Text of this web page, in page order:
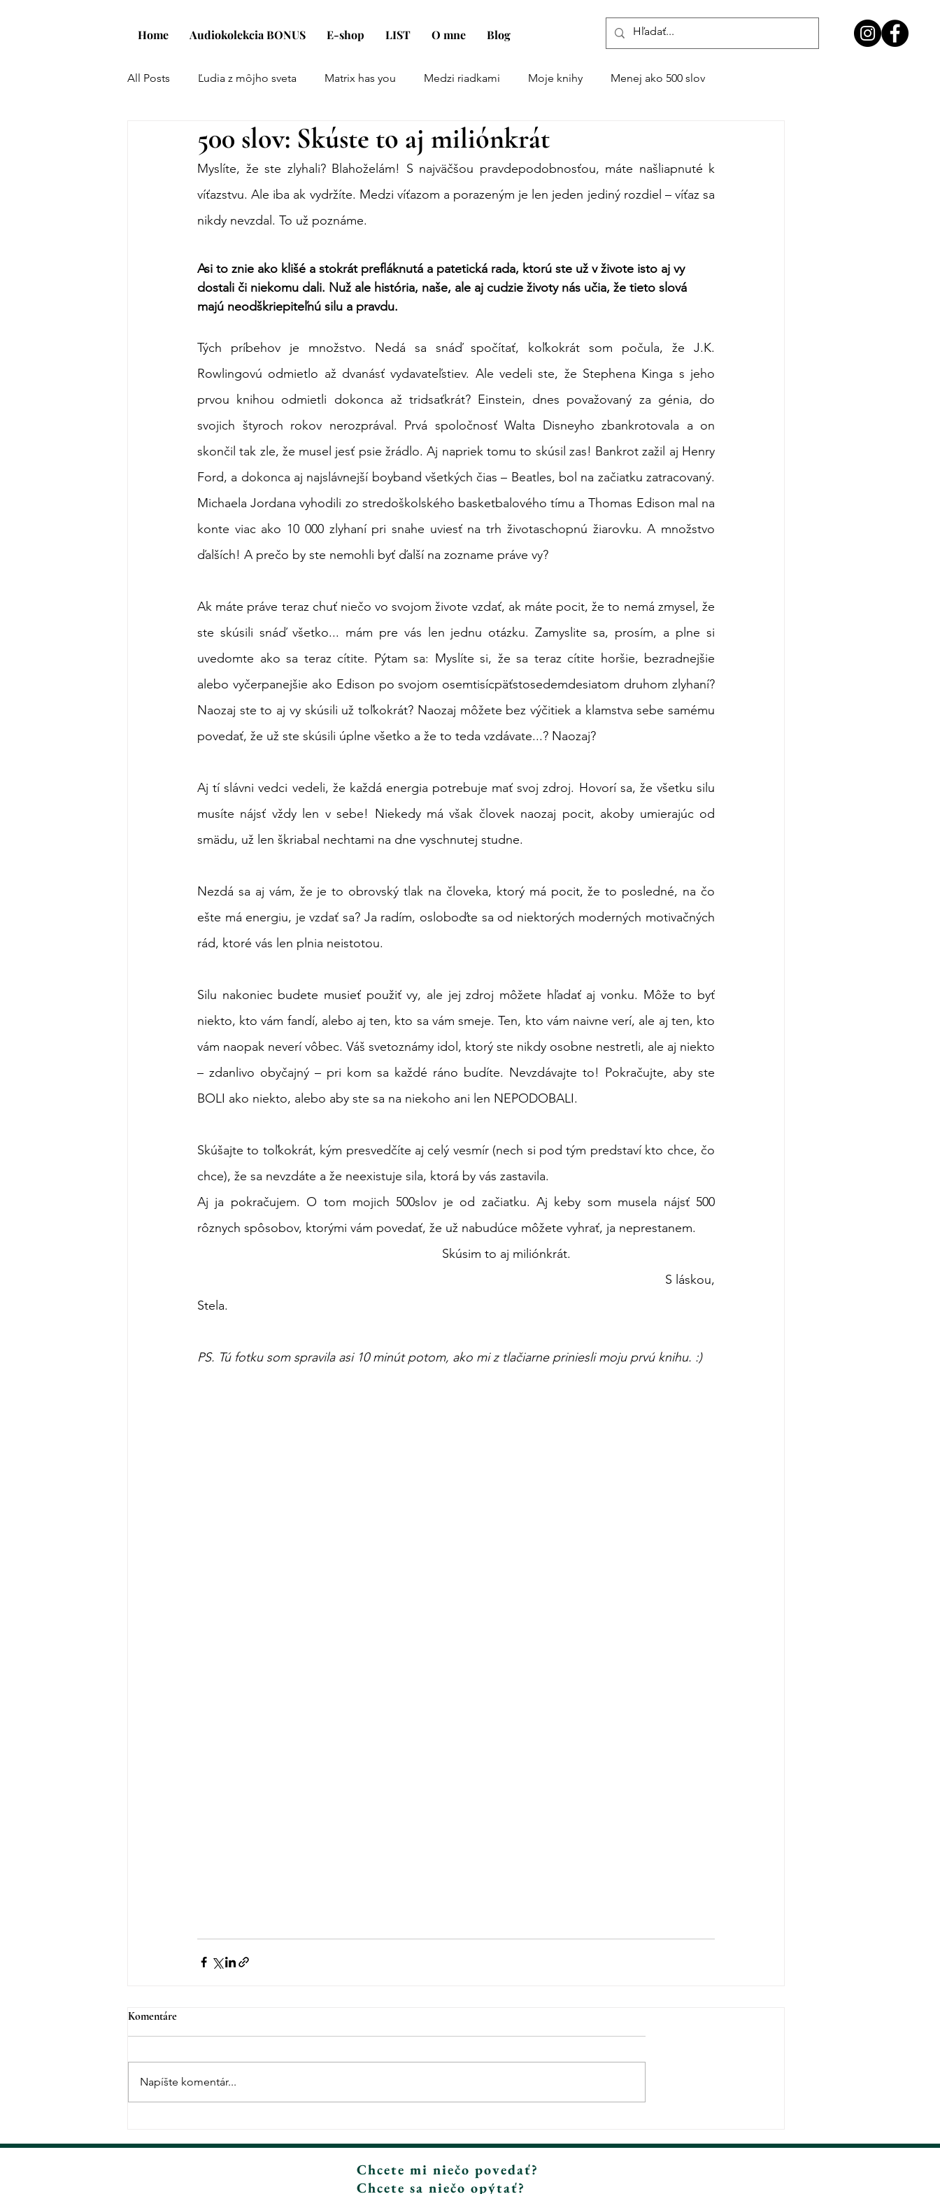
Home Audiokolekcia BONUS E-shop LIST O mne Blog
All Posts Ľudia z môjho sveta Matrix has you Medzi riadkami Moje knihy Menej ako 500 slov
Spojme brehy Projekt: KÓD: 668
500 slov: Skúste to aj miliónkrát
Myslíte, že ste zlyhali? Blahoželám! S najväčšou pravdepodobnosťou, máte našliapnuté k
víťazstvu. Ale iba ak vydržíte. Medzi víťazom a porazeným je len jeden jediný rozdiel – víťaz sa
nikdy nevzdal. To už poznáme.
Asi to znie ako klišé a stokrát prefláknutá a patetická rada, ktorú ste už v živote isto aj vy
dostali či niekomu dali. Nuž ale história, naše, ale aj cudzie životy nás učia, že tieto slová
majú neodškriepiteľnú silu a pravdu.
Tých príbehov je množstvo. Nedá sa snáď spočítať, koľkokrát som počula, že J.K.
Rowlingovú odmietlo až dvanásť vydavateľstiev. Ale vedeli ste, že Stephena Kinga s jeho
prvou knihou odmietli dokonca až tridsaťkrát? Einstein, dnes považovaný za génia, do
svojich štyroch rokov nerozprával. Prvá spoločnosť Walta Disneyho zbankrotovala a on
skončil tak zle, že musel jesť psie žrádlo. Aj napriek tomu to skúsil zas! Bankrot zažil aj Henry
Ford, a dokonca aj najslávnejší boyband všetkých čias – Beatles, bol na začiatku zatracovaný.
Michaela Jordana vyhodili zo stredoškolského basketbalového tímu a Thomas Edison mal na
konte viac ako 10 000 zlyhaní pri snahe uviesť na trh životaschopnú žiarovku. A množstvo
ďalších! A prečo by ste nemohli byť ďalší na zozname práve vy?
Ak máte práve teraz chuť niečo vo svojom živote vzdať, ak máte pocit, že to nemá zmysel, že
ste skúsili snáď všetko... mám pre vás len jednu otázku. Zamyslite sa, prosím, a plne si
uvedomte ako sa teraz cítite. Pýtam sa: Myslíte si, že sa teraz cítite horšie, bezradnejšie
alebo vyčerpanejšie ako Edison po svojom osemtisícpäťstosedemdesiatom druhom zlyhaní?
Naozaj ste to aj vy skúsili už toľkokrát? Naozaj môžete bez výčitiek a klamstva sebe samému
povedať, že už ste skúsili úplne všetko a že to teda vzdávate...? Naozaj?
Aj tí slávni vedci vedeli, že každá energia potrebuje mať svoj zdroj. Hovorí sa, že všetku silu
musíte nájsť vždy len v sebe! Niekedy má však človek naozaj pocit, akoby umierajúc od
smädu, už len škriabal nechtami na dne vyschnutej studne.
Nezdá sa aj vám, že je to obrovský tlak na človeka, ktorý má pocit, že to posledné, na čo
ešte má energiu, je vzdať sa? Ja radím, osloboďte sa od niektorých moderných motivačných
rád, ktoré vás len plnia neistotou.
Silu nakoniec budete musieť použiť vy, ale jej zdroj môžete hľadať aj vonku. Môže to byť
niekto, kto vám fandí, alebo aj ten, kto sa vám smeje. Ten, kto vám naivne verí, ale aj ten, kto
vám naopak neverí vôbec. Váš svetoznámy idol, ktorý ste nikdy osobne nestretli, ale aj niekto
– zdanlivo obyčajný – pri kom sa každé ráno budíte. Nevzdávajte to! Pokračujte, aby ste
BOLI ako niekto, alebo aby ste sa na niekoho ani len NEPODOBALI.
Skúšajte to toľkokrát, kým presvedčíte aj celý vesmír (nech si pod tým predstaví kto chce, čo
chce), že sa nevzdáte a že neexistuje sila, ktorá by vás zastavila.
Aj ja pokračujem. O tom mojich 500slov je od začiatku. Aj keby som musela nájsť 500
PS. Tú fotku som spravila asi 10 minút potom, ako mi z tlačiarne priniesli moju prvú knihu. :)
Komentáre
Napíšte komentár...
Chcete mi niečo povedať?
Chcete sa niečo opýtať?